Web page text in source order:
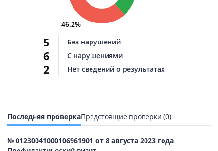
46.2%
5
6
2
Без нарушений
С нарушениями
Нет сведений о результатах
Последняя проверкаПредстоящие проверки (0)
№ 01230041000106961901 от 8 августа 2023 года